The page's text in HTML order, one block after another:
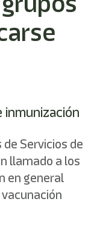
inmunización
Servicios de
llamado a los
en general